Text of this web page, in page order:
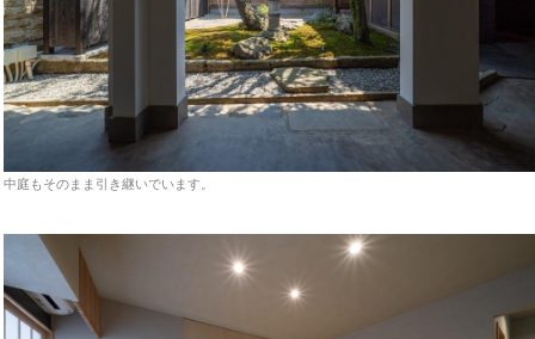
中庭もそのまま引き継いでいます。